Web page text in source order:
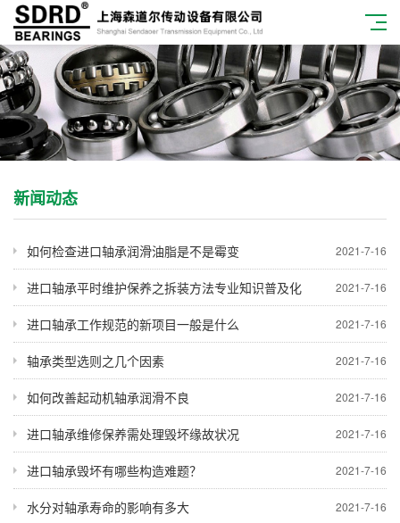
新闻动态
2021-7-16
如何检查进口轴承润滑油脂是不是霉变
2021-7-16
进口轴承平时维护保养之拆装方法专业知识普及化
2021-7-16
进口轴承工作规范的新项目一般是什么
2021-7-16
轴承类型选则之几个因素
2021-7-16
如何改善起动机轴承润滑不良
2021-7-16
进口轴承维修保养需处理毁坏缘故状况
2021-7-16
进口轴承毁坏有哪些构造难题？
2021-7-16
水分对轴承寿命的影响有多大